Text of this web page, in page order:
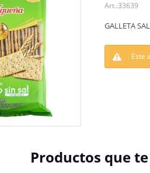
33639
GALLETA
Este
Productos que